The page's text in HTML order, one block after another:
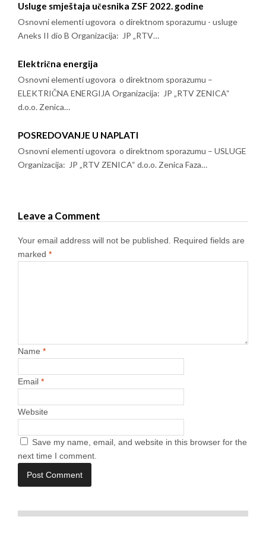
Usluge smještaja učesnika ZSF 2022. godine
Osnovni elementi ugovora o direktnom sporazumu - usluge
Aneks II dio B Organizacija: JP „RTV…
Električna energija
Osnovni elementi ugovora o direktnom sporazumu –
ELEKTRIČNA ENERGIJA Organizacija: JP „RTV ZENICA“
d.o.o. Zenica…
POSREDOVANJE U NAPLATI
Osnovni elementi ugovora o direktnom sporazumu – USLUGE
Organizacija: JP „RTV ZENICA“ d.o.o. Zenica Faza…
Leave a Comment
Your email address will not be published.
Required fields are
marked *
Name *
Email *
Website
Save my name, email, and website in this browser for the
next time I comment.